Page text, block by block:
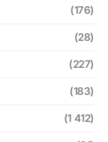
(176)
(28)
(227)
(183)
(1 412)